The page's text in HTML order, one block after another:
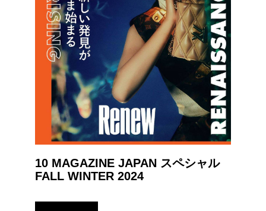
10 MAGAZINE JAPAN スペシャル
FALL WINTER 2024